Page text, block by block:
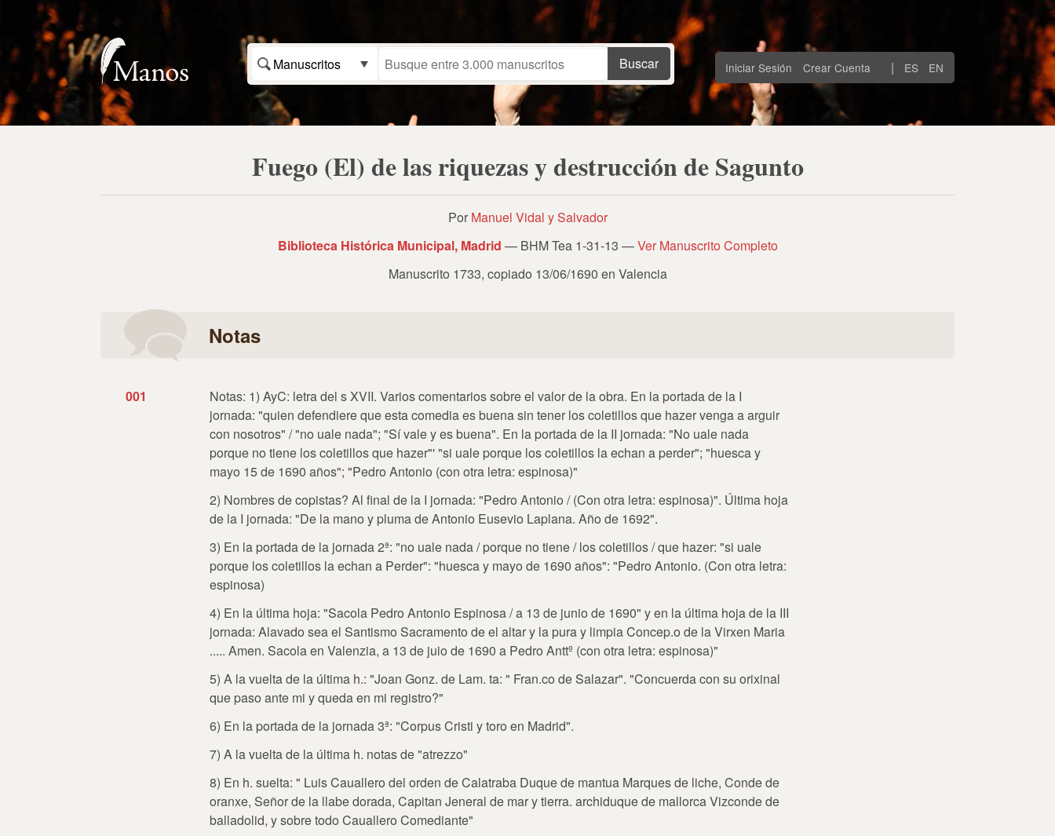
Manuscritos Iniciar Sesión Crear Cuenta | ES EN
Fuego (El) de las riquezas y destrucción de Sagunto
Por Manuel Vidal y Salvador
Biblioteca Histórica Municipal, Madrid — BHM Tea 1-31-13 —Ver Manuscrito Completo
Manuscrito 1733, copiado 13/06/1690 en Valencia
Notas
001
Notas: 1) AyC: letra del s XVII. Varios comentarios sobre el valor de la obra. En la portada de la I
jornada: "quien defendiere que esta comedia es buena sin tener los coletillos que hazer venga a arguir
con nosotros" / "no uale nada"; "Sí vale y es buena". En la portada de la II jornada: "No uale nada
porque no tiene los coletillos que hazer"' "si uale porque los coletillos la echan a perder"; "huesca y
mayo 15 de 1690 años"; "Pedro Antonio (con otra letra: espinosa)"
2) Nombres de copistas? Al final de la I jornada: "Pedro Antonio / (Con otra letra: espinosa)". Última hoja
de la I jornada: "De la mano y pluma de Antonio Eusevio Laplana. Año de 1692".
3) En la portada de la jornada 2ª: "no uale nada / porque no tiene / los coletillos / que hazer: "si uale
porque los coletillos la echan a Perder": "huesca y mayo de 1690 años": "Pedro Antonio. (Con otra letra:
espinosa)
4) En la última hoja: "Sacola Pedro Antonio Espinosa / a 13 de junio de 1690" y en la última hoja de la III
jornada: Alavado sea el Santismo Sacramento de el altar y la pura y limpia Concep.o de la Virxen Maria
..... Amen. Sacola en Valenzia, a 13 de juio de 1690 a Pedro Anttº (con otra letra: espinosa)"
5) A la vuelta de la última h.: "Joan Gonz. de Lam. ta: " Fran.co de Salazar". "Concuerda con su orixinal
que paso ante mi y queda en mi registro?"
6) En la portada de la jornada 3ª: "Corpus Cristi y toro en Madrid".
7) A la vuelta de la última h. notas de "atrezzo"
8) En h. suelta: " Luis Cauallero del orden de Calatraba Duque de mantua Marques de liche, Conde de
oranxe, Señor de la llabe dorada, Capitan Jeneral de mar y tierra. archiduque de mallorca Vizconde de
balladolid, y sobre todo Cauallero Comediante"